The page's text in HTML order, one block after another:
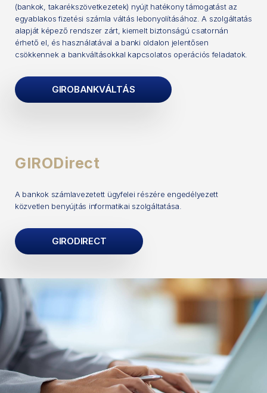
(bankok, takarékszövetkezetek) nyújt hatékony támogatást az
egyablakos fizetési számla váltás lebonyolításához. A szolgáltatás
alapját képező rendszer zárt, kiemelt biztonságú csatornán
érhető el, és használatával a banki oldalon jelentősen
csökkennek a bankváltásokkal kapcsolatos operációs feladatok.
GIROBANKVÁLTÁS
GIRODirect
A bankok számlavezetett ügyfelei részére engedélyezett
közvetlen benyújtás informatikai szolgáltatása.
GIRODIRECT